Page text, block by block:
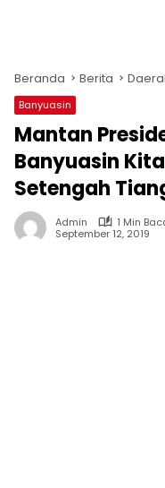
Beranda Berita
Banyuasin
Mantan
Banyuasin
Setengah
Admin
1 Min
September 12, 2019